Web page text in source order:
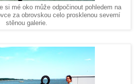
si mé oko může odpočinout pohledem na
za obrovskou celo prosklenou severní
stěnou galerie.